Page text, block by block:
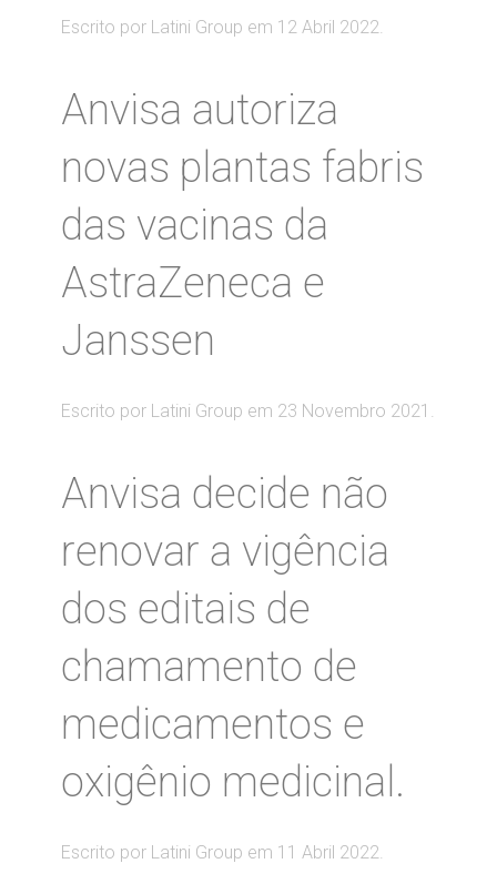
Escrito por Latini Group em 12 Abril 2022.
Anvisa autoriza
novas plantas fabris
das vacinas da
AstraZeneca e
Janssen
Escrito por Latini Group em 23 Novembro 2021 .
Anvisa decide não
renovar a vigência
dos editais de
chamamento de
medicamentos e
oxigênio medicinal.
Escrito por Latini Group em 11 Abril 2022.